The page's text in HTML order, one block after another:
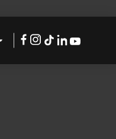
Facebook
Instagram
TikLinkdeIn
Youtube